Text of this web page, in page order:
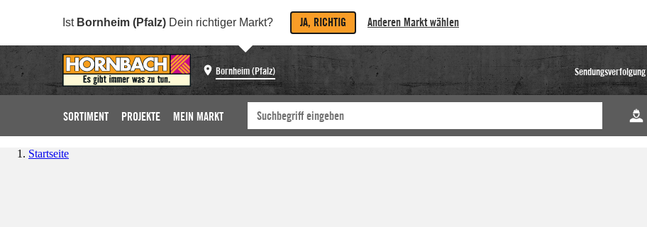
Ist Bornheim (Pfalz) Dein richtiger Markt? JA, RICHTIG Anderen Markt wählen
Bornheim (Pfalz) Sendungsverfolgung
SORTIMENT PROJEKTE MEIN MARKT
Startseite